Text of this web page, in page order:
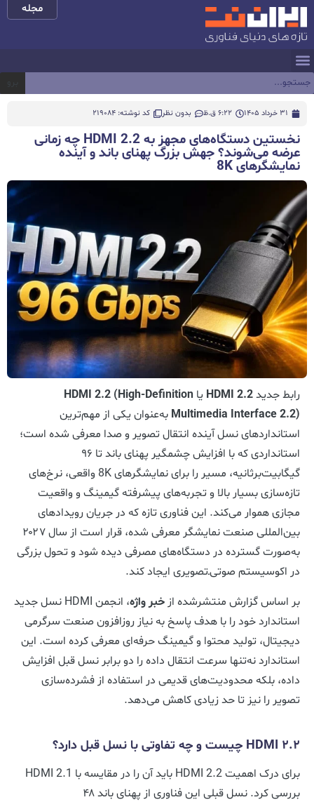
مجله
31 خرداد 1405 6:22 ق.ظ بدون نظر کد نوشته: 219084
نخستین دستگاه‌های مجهز به HDMI 2.2 چه زمانی
عرضه می‌شوند؟ جهش بزرگ پهنای باند و آینده
نمایشگرهای 8K
رابط جدیدHDMI 2.2 یا HDMI 2.2 (High-Definition
Multimedia Interface 2.2) به‌عنوان یکی از مهم‌ترین
استانداردهای نسل آینده انتقال تصویر و صدا معرفی شده است؛
استانداردی که با افزایش چشمگیر پهنای باند تا ۹۶
گیگابیت‌برثانیه، مسیر را برای نمایشگرهای 8K واقعی، نرخ‌های
تازه‌سازی بسیار بالا و تجربه‌های پیشرفته گیمینگ و واقعیت
مجازی هموار می‌کند. این فناوری تازه که در جریان رویدادهای
بین‌المللی صنعت نمایشگر معرفی شده، قرار است از سال ۲۰۲۷
به‌صورت گسترده در دستگاه‌های مصرفی دیده شود و تحول بزرگی
در اکوسیستم صوتی‌ـ‌تصویری ایجاد کند.
بر اساس گزارش منتشرشده از خبر واژه
، انجمن HDMI نسل جدید
استاندارد خود را با هدف پاسخ به نیاز روزافزون صنعت سرگرمی
دیجیتال، تولید محتوا و گیمینگ حرفه‌ای معرفی کرده است. این
استاندارد نه‌تنها سرعت انتقال داده را دو برابر نسل قبل افزایش
داده، بلکه محدودیت‌های قدیمی در استفاده از فشرده‌سازی
تصویر را نیز تا حد زیادی کاهش می‌دهد.
HDMI 2.2 چیست و چه تفاوتی با نسل قبل دارد؟
برای درک اهمیت HDMI 2.2 باید آن را در مقایسه با HDMI 2.1
بررسی کرد. نسل قبلی این فناوری از پهنای باند ۴۸